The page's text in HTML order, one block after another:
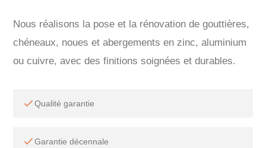
Nous réalisons la pose et la rénovation de gouttières,
chéneaux, noues et abergements en zinc, aluminium
ou cuivre, avec des finitions soignées et durables.
Qualité garantie
Garantie décennale